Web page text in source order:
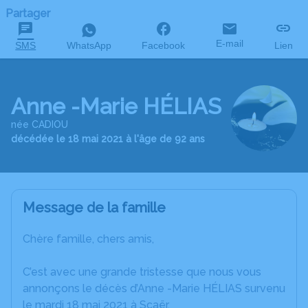
Partager
SMS WhatsApp Facebook E-mail Lien
Anne -Marie HÉLIAS
née CADIOU
décédée le 18 mai 2021 à l'âge de 92 ans
Message de la famille
Chère famille, chers amis,
C’est avec une grande tristesse que nous vous
annonçons le décès d’Anne -Marie HÉLIAS survenu
le mardi 18 mai 2021 à Scaër.